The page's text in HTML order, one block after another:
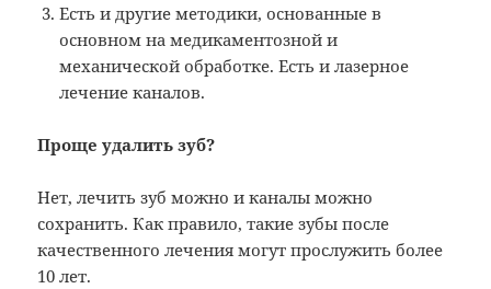
Есть и другие методики, основанные в
основном на медикаментозной и
механической обработке. Есть и лазерное
лечение каналов.
Проще удалить зуб?
Нет, лечить зуб можно и каналы можно
сохранить. Как правило, такие зубы после
качественного лечения могут прослужить более
10 лет.